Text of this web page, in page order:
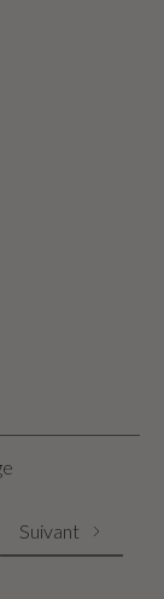
Suivant